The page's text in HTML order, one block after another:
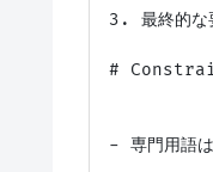
3. 最終的な
#
- 専門用語は